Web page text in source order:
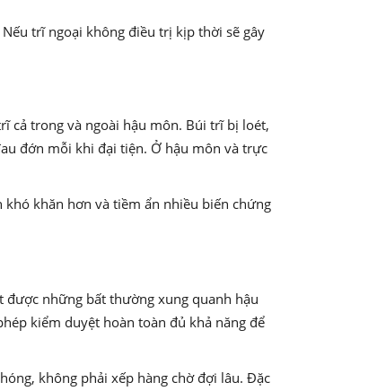
trĩ ngoại không điều trị kịp thời sẽ gây
cả trong và ngoài hậu môn. Búi trĩ bị loét,
đớn mỗi khi đại tiện. Ở hậu môn và trực
khăn hơn và tiềm ẩn nhiều biến chứng
được những bất thường xung quanh hậu
kiểm duyệt hoàn toàn đủ khả năng để
không phải xếp hàng chờ đợi lâu. Đặc